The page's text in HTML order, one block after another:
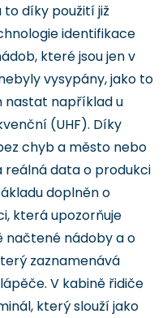
díky použití již
identifikace
které jsou jen v
vysypány, jako to
nastat například u
(UHF). Díky
chyb a město nebo
reálná data o produkci
doplněn o
která upozorňuje
načtené nádoby a o
zaznamenává
V kabině řidiče
který slouží jako